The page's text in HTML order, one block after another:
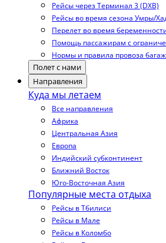
Рейсы через Терминал 3 (DXB)
Рейсы во время сезона Умры/
Перелет во время
Помощь пассажирам с
Нормы и правила провоза
Полет с нами
Направления
Куда мы летаем
Все направления
Африка
Центральная Азия
Европа
Индийский субконтинент
Ближний Восток
Юго-Восточная Азия
Популярные места отдыха
Рейсы в Тбилиси
Рейсы в Мале
Рейсы в Коломбо